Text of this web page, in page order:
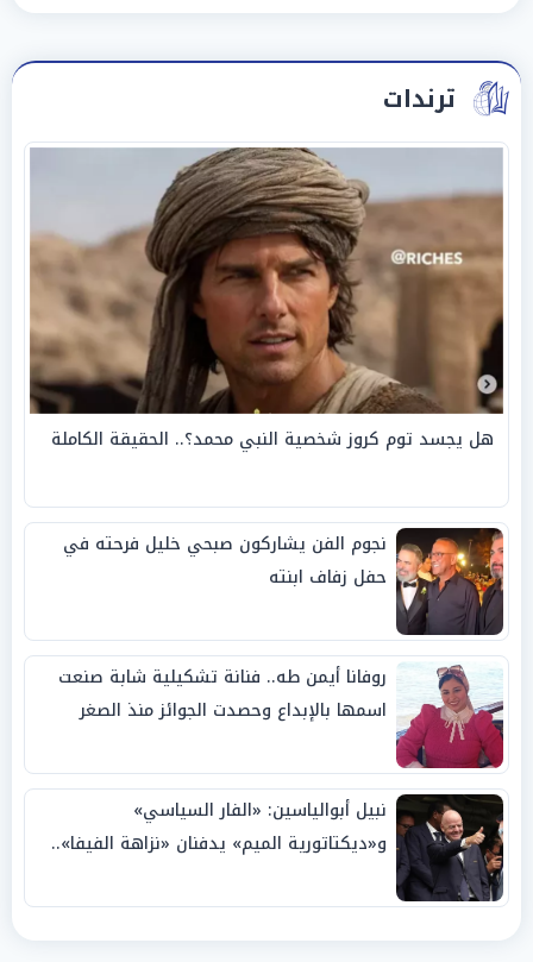
ترندات
هل يجسد توم كروز شخصية النبي محمد؟.. الحقيقة الكاملة
نجوم الفن يشاركون صبحي خليل فرحته في
حفل زفاف ابنته
روفانا أيمن طه.. فنانة تشكيلية شابة صنعت
اسمها بالإبداع وحصدت الجوائز منذ الصغر
نبيل أبوالياسين: «الفار السياسي»
و«ديكتاتورية الميم» يدفنان «نزاهة الفيفا»..